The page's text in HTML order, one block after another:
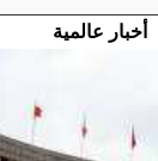
أخبار عالمية